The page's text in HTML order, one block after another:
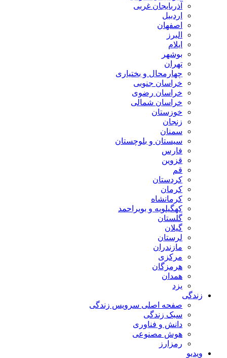
آذربایجان غربی
اردبیل
اصفهان
البرز
ایلام
بوشهر
تهران
چهارمحال و بختیاری
خراسان جنوبی
خراسان رضوی
خراسان شمالی
خوزستان
زنجان
سمنان
سیستان و بلوچستان
فارس
قزوین
قم
کردستان
کرمان
کرمانشاه
کهگیلویه و بویراحمد
گلستان
گیلان
لرستان
مازندران
مرکزی
هرمزگان
همدان
یزد
زندگی
صفحه اصلی سرویس زندگی
سبک زندگی
دانش و فناوری
هوش مصنوعی
رمزارز
ویدیو